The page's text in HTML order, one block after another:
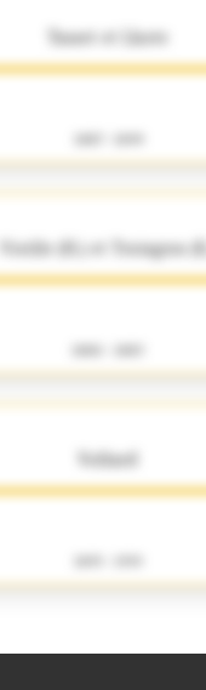
Tasset et Lhote
1887 - 1899
Vieille (H.) et Troisgros (E.)
Vollard